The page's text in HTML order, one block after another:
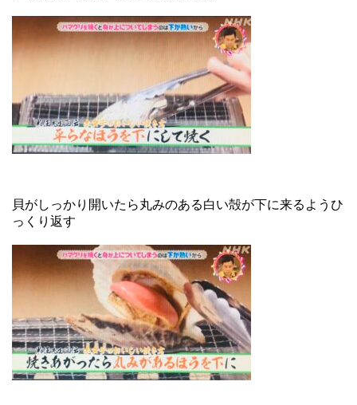
貝がしっかり開いたら丸みのある白い殻が下に来るようひ
っくり返す